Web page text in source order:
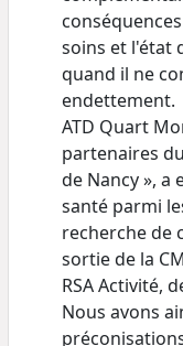
soins et l'état
quand il ne
endettement.
ATD Quart
partenaires
de Nancy », a
santé parmi
recherche de
sortie de la
RSA Activité,
Nous avons